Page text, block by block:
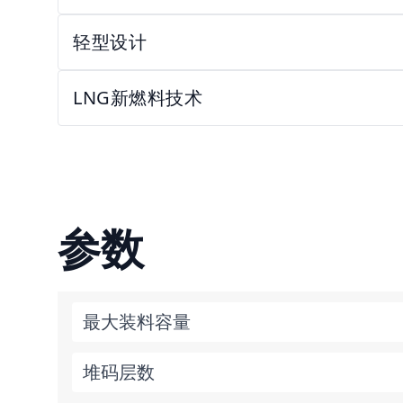
轻型设计
LNG新燃料技术
参数
最大装料容量
堆码层数